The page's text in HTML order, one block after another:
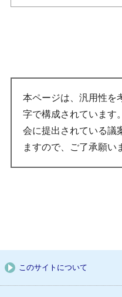
本ページは、汎用性を
字で構成されています
会に提出されている議
ますので、ご了承願い
このサイトについて